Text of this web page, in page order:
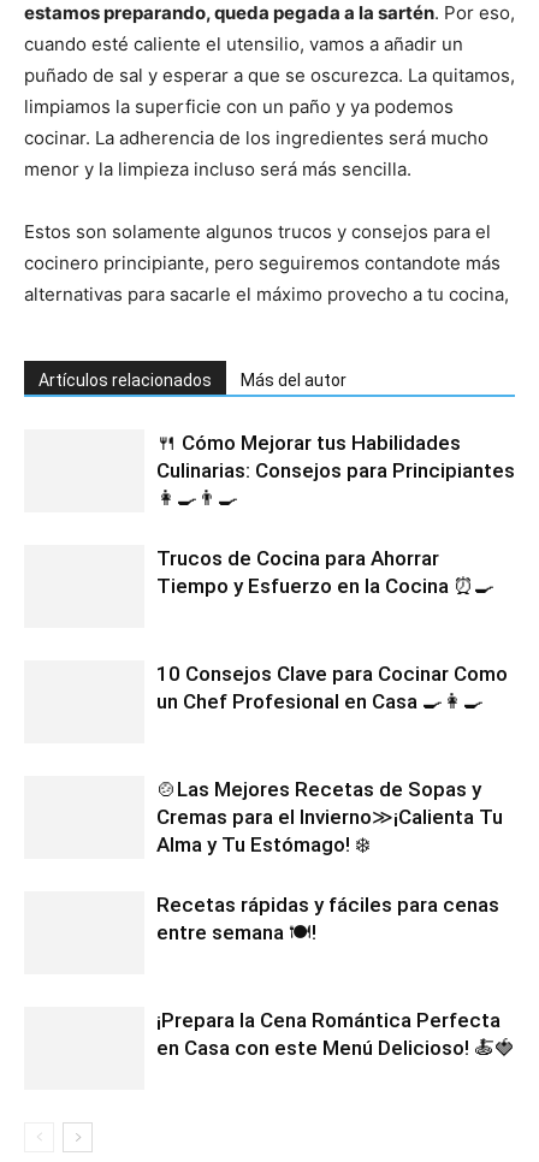
estamos preparando, queda pegada a la sartén. Por eso,
cuando esté caliente el utensilio, vamos a añadir un
puñado de sal y esperar a que se oscurezca. La quitamos,
limpiamos la superficie con un paño y ya podemos
cocinar. La adherencia de los ingredientes será mucho
menor y la limpieza incluso será más sencilla.
Estos son solamente algunos trucos y consejos para el
cocinero principiante, pero seguiremos contandote más
alternativas para sacarle el máximo provecho a tu cocina,
Artículos relacionados Más del autor
🍴 Cómo Mejorar tus Habilidades
Culinarias: Consejos para Principiantes
👩‍🍳👨‍🍳
Trucos de Cocina para Ahorrar
Tiempo y Esfuerzo en la Cocina ⏰🍳
10 Consejos Clave para Cocinar Como
un Chef Profesional en Casa 🍳👩‍🍳
🍲Las Mejores Recetas de Sopas y
Cremas para el Invierno≫¡Calienta Tu
Alma y Tu Estómago! ❄️
Recetas rápidas y fáciles para cenas
entre semana 🍽️!
¡Prepara la Cena Romántica Perfecta
en Casa con este Menú Delicioso! 🍝🍓